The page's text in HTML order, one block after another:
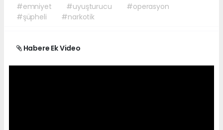
#emniyet #uyuşturucu
#operasyon
#şüpheli
#narkotik
Habere Ek Video